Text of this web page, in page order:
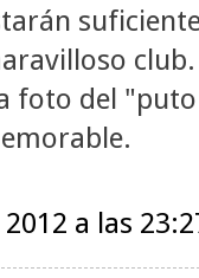
foto del
a las